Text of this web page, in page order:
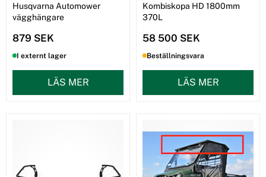
Husqvarna Automower
vägghängare
879 SEK
I externt lager
LÄS MER
Kombiskopa HD 1800mm
370L
58 500 SEK
Beställningsvara
LÄS MER